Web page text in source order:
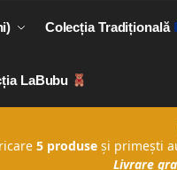
Colecția Tradițională
LaBubu
5 produse și primești
Livrare